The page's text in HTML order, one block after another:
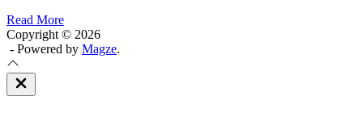
Read More
Copyright © 2026
- Powered by Magze.
Close
Off